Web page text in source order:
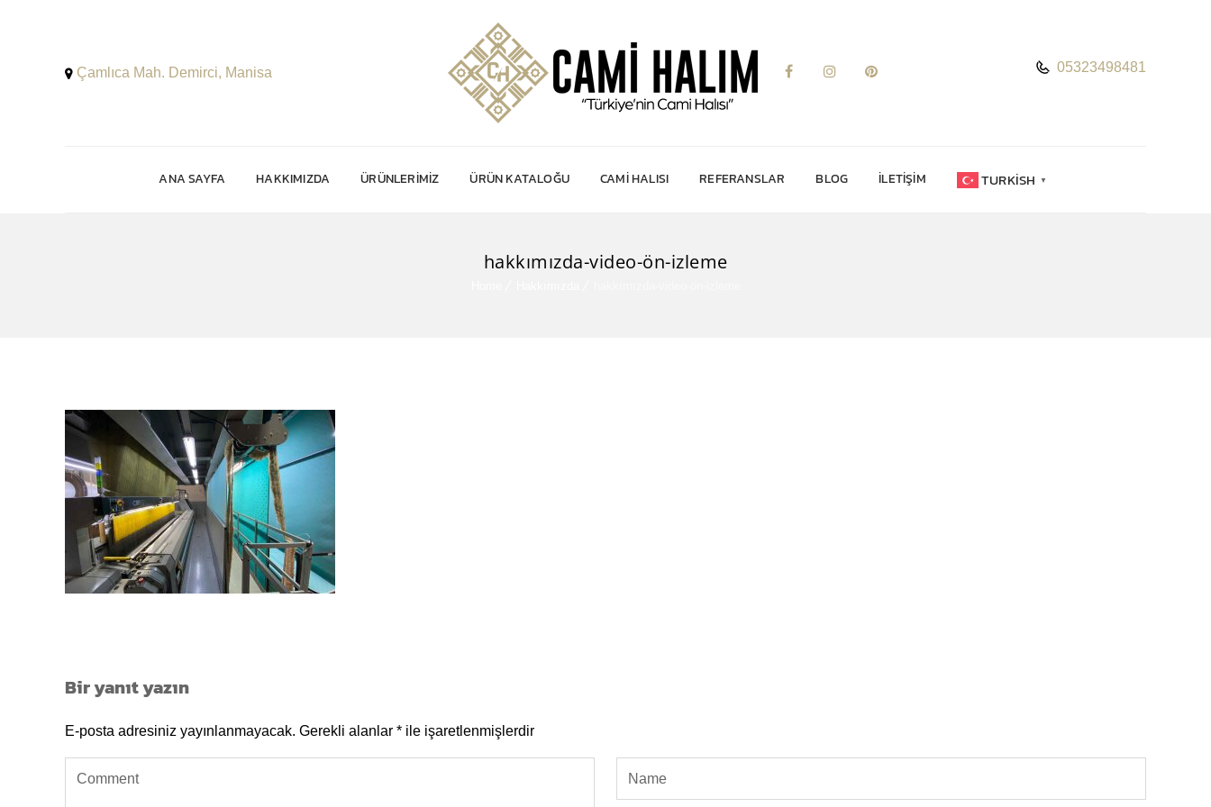
Çamlıca Mah. Demirci, Manisa 05323498481
ANA SAYFA HAKKIMIZDA ÜRÜNLERIMIZ ÜRÜN KATALOĞU CAMI HALISI REFERANSLAR BLOG İLETIŞIM TURKISH ▼
hakkımızda-video-ön-izleme
Bir yanıt yazın
E-posta adresiniz yayınlanmayacak. Gerekli alanlar * ile işaretlenmişlerdir